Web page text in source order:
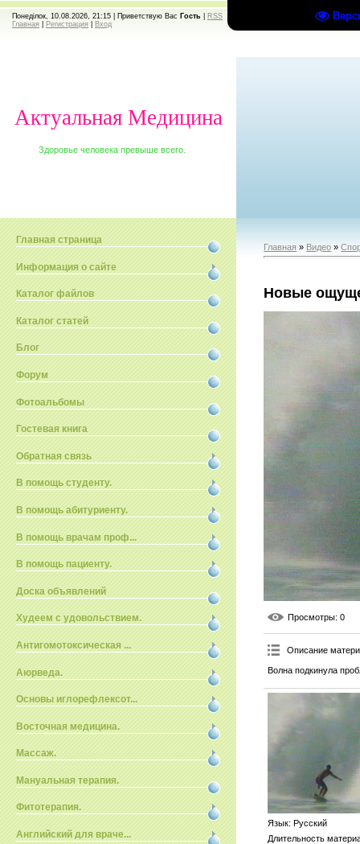
Понеділок, 10.08.2026, 21:15 | Приветствую Вас Гость
RSS
Главная
Регистрация Вход
Актуальная Медицина
Здоровье человека превыше всего.
Главная страница
Информация о сайте
Каталог файлов
Каталог статей
Блог
Форум
Фотоальбомы
Гостевая книга
Обратная связь
В помощь студенту.
В помощь абитуриенту.
В помощь врачам проф...
В помощь пациенту.
Доска объявлений
Худеем с удовольствием.
Антигомотоксическая ...
Аюрведа.
Основы иглорефлексот...
Восточная медицина.
Массаж.
Мануальная терапия.
Фитотерапия.
Английский для враче...
Главная » Видео »
Новые
Просмотры: 0
Описание
Волна подкинула
Язык: Русский
Длительность